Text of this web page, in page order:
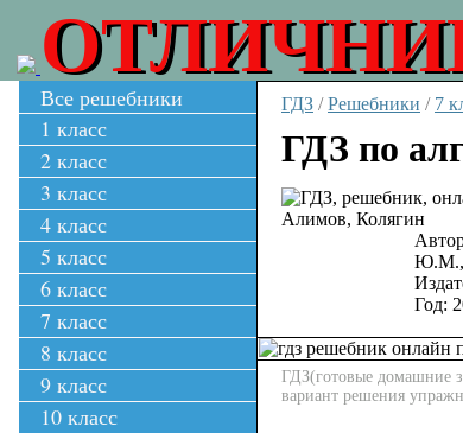
Все решебники
1 класс
2 класс
3 класс
4 класс
5 класс
6 класс
7 класс
8 класс
9 класс
10 класс
ГДЗ / Решебники / 7
ГДЗ по
Ю.М.,
Год:
ГДЗ(готовые домашние
вариант решения